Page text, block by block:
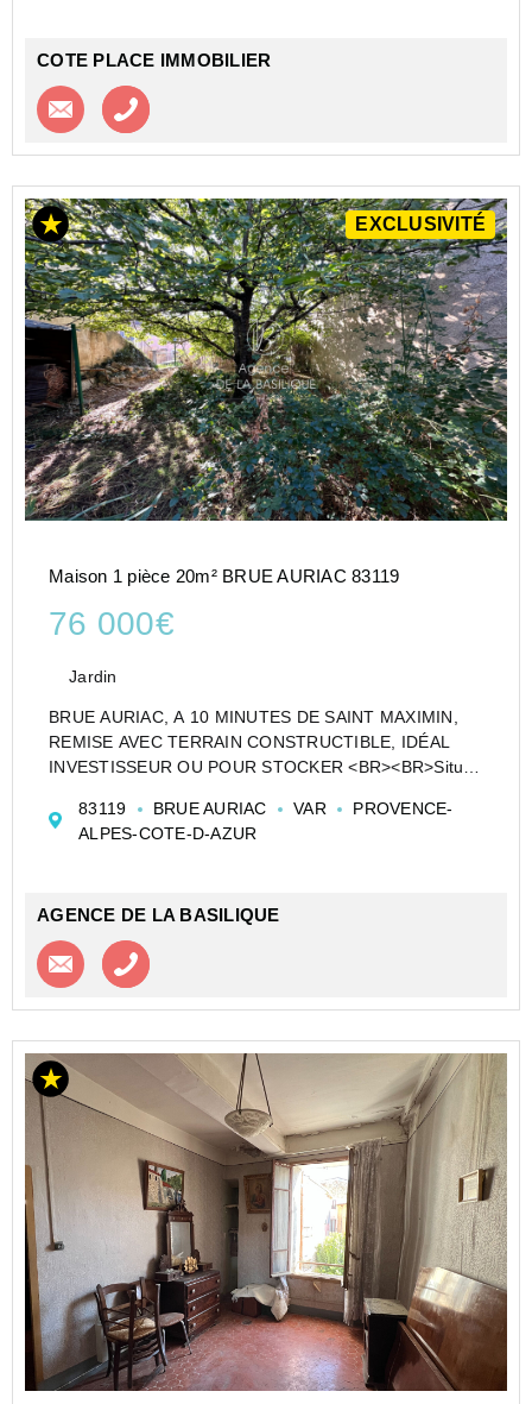
COTE PLACE IMMOBILIER
Contacter l'agence
EXCLUSIVITÉ
Maison 1 pièce 20m² BRUE AURIAC 83119
76 000€
Jardin
BRUE AURIAC, A 10 MINUTES DE SAINT MAXIMIN,
REMISE AVEC TERRAIN CONSTRUCTIBLE, IDÉAL
INVESTISSEUR OU POUR STOCKER <BR><BR>Située
proximité de toutes les commodités et écoles, une
remise d'envir...
83119 BRUE AURIAC VAR
PROVENCE-
ALPES-COTE-D-AZUR
AGENCE DE LA BASILIQUE
Contacter l'agence